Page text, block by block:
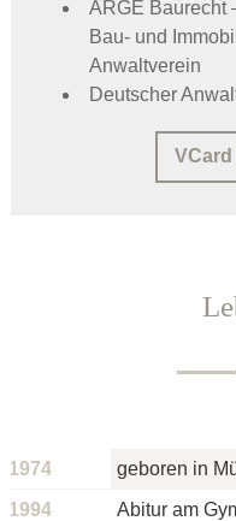
ARGE Baurecht
Bau- und
Anwaltverein
Deutscher
1974
geboren in
1994
Abitur am